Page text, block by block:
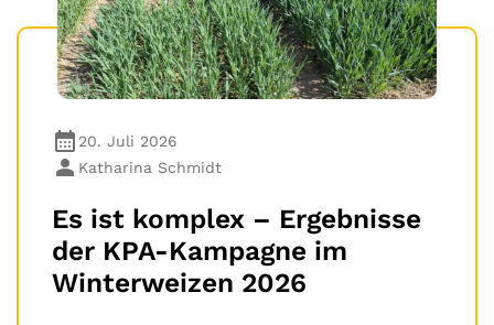
20. Juli 2026
Katharina Schmidt
Es ist komplex – Ergebnisse
der KPA-Kampagne im
Winterweizen 2026